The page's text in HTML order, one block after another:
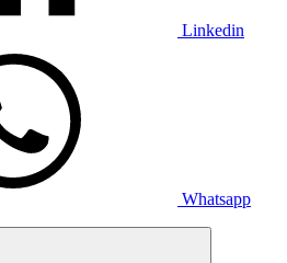
Linkedin
Whatsapp